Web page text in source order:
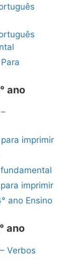
ano
imprimir
imprimir
ano Ensino
ano
Verbos